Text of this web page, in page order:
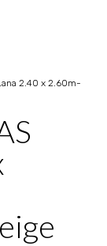
2.40 x 2.60m-